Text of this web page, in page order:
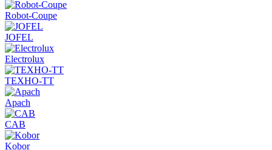
Robot-Coupe
JOFEL
Electrolux
ТЕХНО-ТТ
Apach
CAB
Kobor